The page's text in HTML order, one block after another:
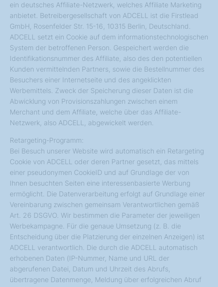
ein deutsches Affiliate-Netzwerk, welches Affiliate Marketing
anbietet. Betreibergesellschaft von ADCELL ist die Firstlead
GmbH, Rosenfelder Str. 15-16, 10315 Berlin, Deutschland.
ADCELL setzt ein Cookie auf dem informationstechnologischen
System der betroffenen Person. Gespeichert werden die
Identifikationsnummer des Affiliate, also des den potentiellen
Kunden vermittelnden Partners, sowie die Bestellnummer des
Besuchers einer Internetseite und des angeklickten
Werbemittels. Zweck der Speicherung dieser Daten ist die
Abwicklung von Provisionszahlungen zwischen einem
Merchant und dem Affiliate, welche über das Affiliate-
Netzwerk, also ADCELL, abgewickelt werden.
Retargeting-Programm:
Bei Besuch unserer Website wird automatisch ein Retargeting
Cookie von ADCELL oder deren Partner gesetzt, das mittels
einer pseudonymen CookieID und auf Grundlage der von
Ihnen besuchten Seiten eine interessenbasierte Werbung
ermöglicht. Die Datenverarbeitung erfolgt auf Grundlage einer
Vereinbarung zwischen gemeinsam Verantwortlichen gemäß
Art. 26 DSGVO. Wir bestimmen die Parameter der jeweiligen
Werbekampagne. Für die genaue Umsetzung (z. B. die
Entscheidung über die Platzierung der einzelnen Anzeigen) ist
ADCELL verantwortlich. Die durch die ADCELL automatisch
erhobenen Daten (IP-Nummer, Name und URL der
abgerufenen Datei, Datum und Uhrzeit des Abrufs,
übertragene Datenmenge, Meldung über erfolgreichen Abruf